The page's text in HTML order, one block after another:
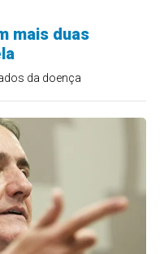
mais duas
da doença